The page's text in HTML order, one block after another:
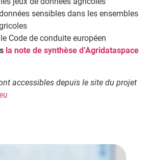
sensibles dans les ensembles
le Code de conduite européen
la note de synthèse d’Agridataspace
accessibles depuis le site du projet